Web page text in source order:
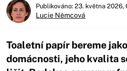
Publikováno: 23. května 2026,
Lucie Němcová
Toaletní papír bereme
domácnosti, jeho kvalita